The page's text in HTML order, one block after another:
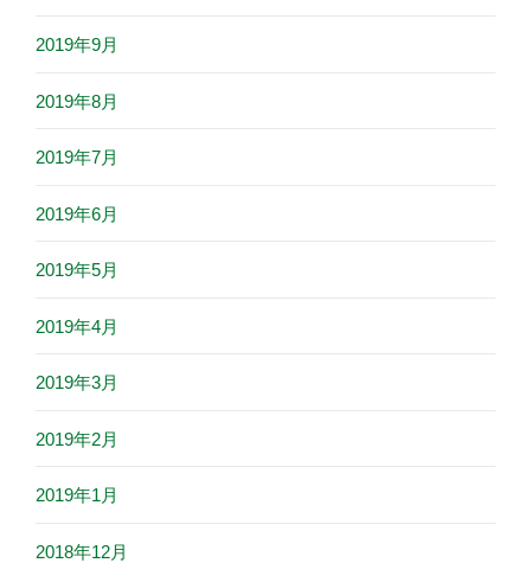
2019年9月
2019年8月
2019年7月
2019年6月
2019年5月
2019年4月
2019年3月
2019年2月
2019年1月
2018年12月